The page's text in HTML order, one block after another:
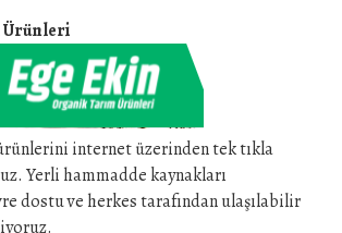
Ürünleri
internet üzerinden tek tıkla
Yerli hammadde kaynakları
dostu ve herkes tarafından ulaşılabilir